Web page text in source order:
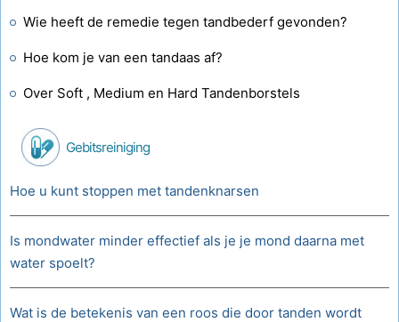
Wie heeft de remedie tegen tandbederf gevonden?
Hoe kom je van een tandaas af?
Over Soft , Medium en Hard Tandenborstels
Gebitsreiniging
Hoe u kunt stoppen met tandenknarsen
Is mondwater minder effectief als je je mond daarna met
water spoelt?
Wat is de betekenis van een roos die door tanden wordt